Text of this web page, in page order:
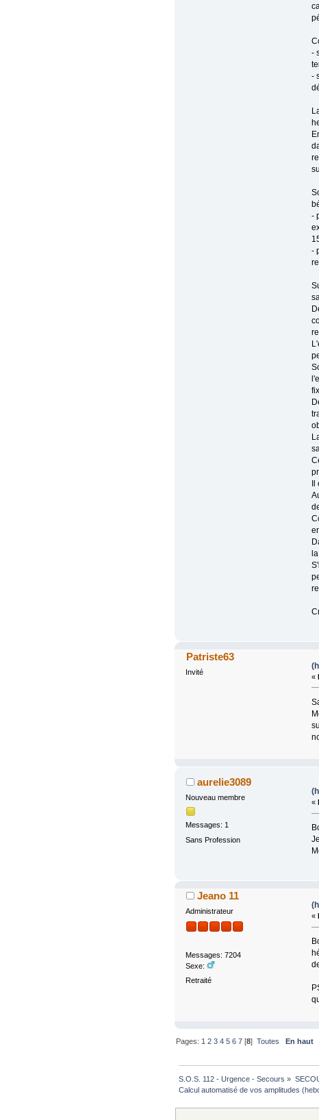
-
-
-
-
Il
Patriste63
Invité
«
aurelie3089
Nouveau membre
Messages: 1
Sans Profession
«
Jeano 11
Administrateur
Messages: 7204
Sexe:
Retraité
«
Pages: 1 2 3 4 5 6 7 [8]Toutes
En haut
S.O.S. 112 - Urgence - Secours »
Calcul automatisé de vos amplitudes